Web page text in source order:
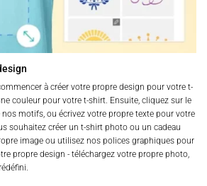
à créer votre propre design pour votre t-
couleur pour votre t-shirt. Ensuite, cliquez sur le
motifs, ou écrivez votre propre texte pour votre
souhaitez créer un t-shirt photo ou un cadeau
image ou utilisez nos polices graphiques pour
propre design - téléchargez votre propre photo,